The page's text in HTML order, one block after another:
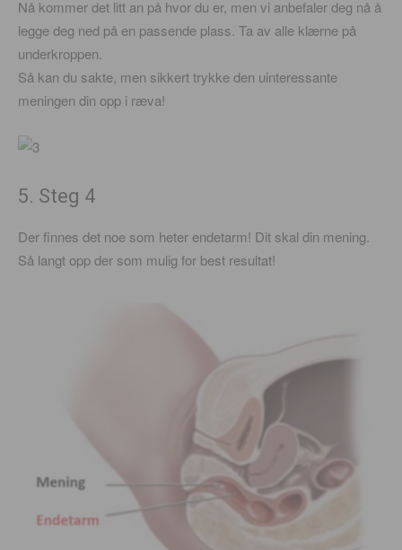
Nå kommer det litt an på hvor du er, men vi anbefaler deg nå å
legge deg ned på en passende plass. Ta av alle klærne på
underkroppen.
Så kan du sakte, men sikkert trykke den uinteressante
meningen din opp i ræva!
5. Steg 4
Der finnes det noe som heter endetarm! Dit skal din mening.
Så langt opp der som mulig for best resultat!